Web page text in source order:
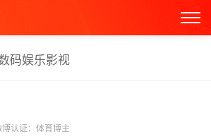
码娱乐影视
博认证：体育博主